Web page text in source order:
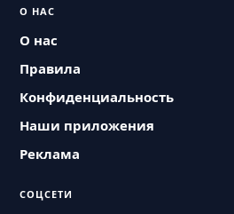
О НАС
О нас
Правила
Конфиденциальность
Наши приложения
Реклама
СОЦСЕТИ